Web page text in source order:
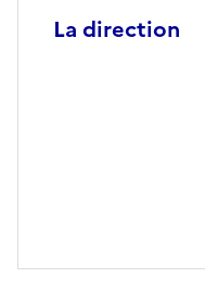
La direction